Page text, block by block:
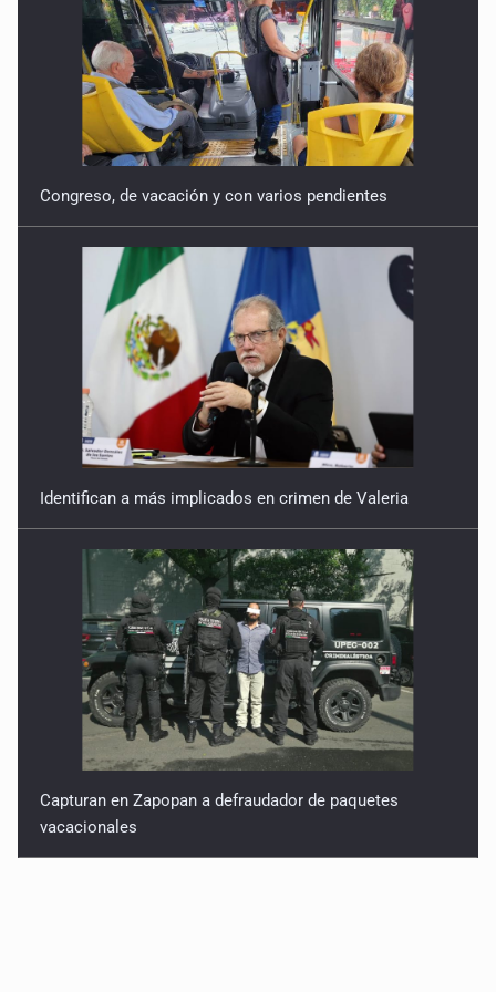
Congreso, de vacación y con varios pendientes
Identifican a más implicados en crimen de Valeria
Capturan en Zapopan a defraudador de paquetes
vacacionales